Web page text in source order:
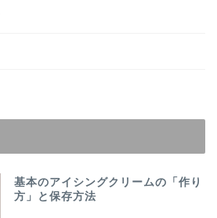
基本のアイシングクリームの「作り
方」と保存方法